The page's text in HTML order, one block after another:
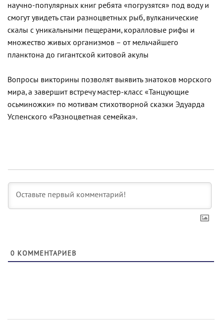
научно-популярных книг ребята «погрузятся» под воду и
смогут увидеть стаи разноцветных рыб, вулканические
скалы с уникальными пещерами, коралловые рифы и
множество живых организмов – от мельчайшего
планктона до гигантской китовой акулы
Вопросы викторины позволят выявить знатоков морского
мира, а завершит встречу мастер-класс «Танцующие
осьминожки» по мотивам стихотворной сказки Эдуарда
Успенского «Разноцветная семейка».
0 КОММЕНТАРИЕВ